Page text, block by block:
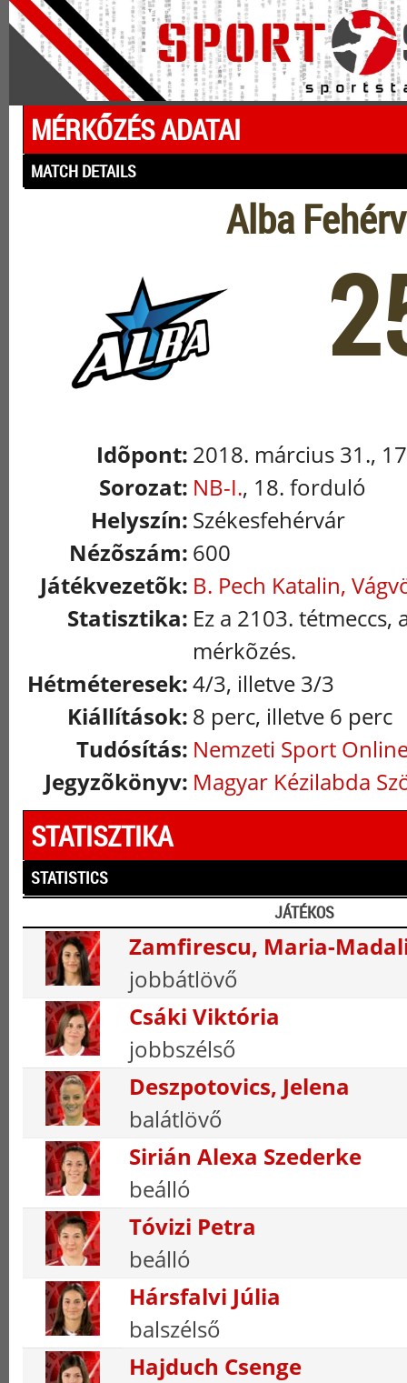
MÉRKŐZÉS ADATAI
MATCH DETAILS
Alba
Idõpont: 2018. március 31.,
Sorozat: NB-I., 18. forduló
Helyszín: Székesfehérvár
Nézõszám: 600
Játékvezetõk: B. Pech Katalin,
Statisztika: Ez a 2103. tétmeccs,
mérkõzés.
Hétméteresek:4/3, illetve 3/3
Kiállítások: 8 perc, illetve 6 perc
Tudósítás: Nemzeti Sport
Jegyzõkönyv: Magyar Kézilabda
STATISZTIKA
STATISTICS
JÁTÉKOS
Zamfirescu, Maria-
jobbátlövő
Csáki Viktória
jobbszélső
Deszpotovics, Jelena
balátlövő
Sirián Alexa Szederke
beálló
Tóvizi Petra
beálló
Hársfalvi Júlia
balszélső
Hajduch Csenge